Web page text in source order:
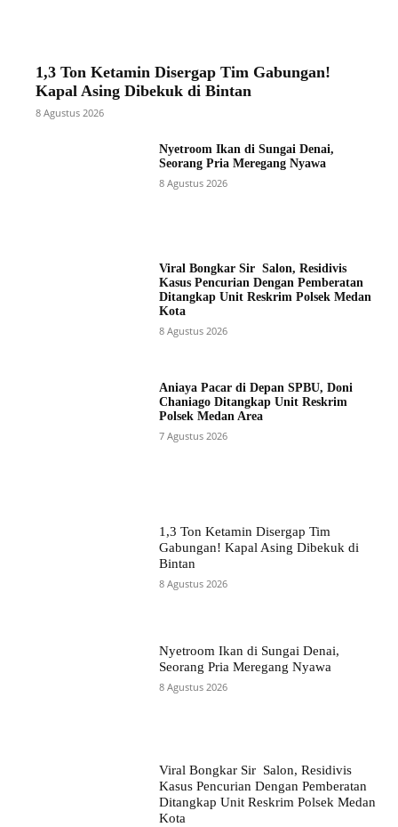
1,3 Ton Ketamin Disergap Tim Gabungan!
Kapal Asing Dibekuk di Bintan
8 Agustus 2026
Nyetroom Ikan di Sungai Denai,
Seorang Pria Meregang Nyawa
8 Agustus 2026
Viral Bongkar Sir Salon, Residivis
Kasus Pencurian Dengan Pemberatan
Ditangkap Unit Reskrim Polsek Medan
Kota
8 Agustus 2026
Aniaya Pacar di Depan SPBU, Doni
Chaniago Ditangkap Unit Reskrim
Polsek Medan Area
7 Agustus 2026
1,3 Ton Ketamin Disergap Tim
Gabungan! Kapal Asing Dibekuk di
Bintan
8 Agustus 2026
Nyetroom Ikan di Sungai Denai,
Seorang Pria Meregang Nyawa
8 Agustus 2026
Viral Bongkar Sir Salon, Residivis
Kasus Pencurian Dengan Pemberatan
Ditangkap Unit Reskrim Polsek Medan
Kota